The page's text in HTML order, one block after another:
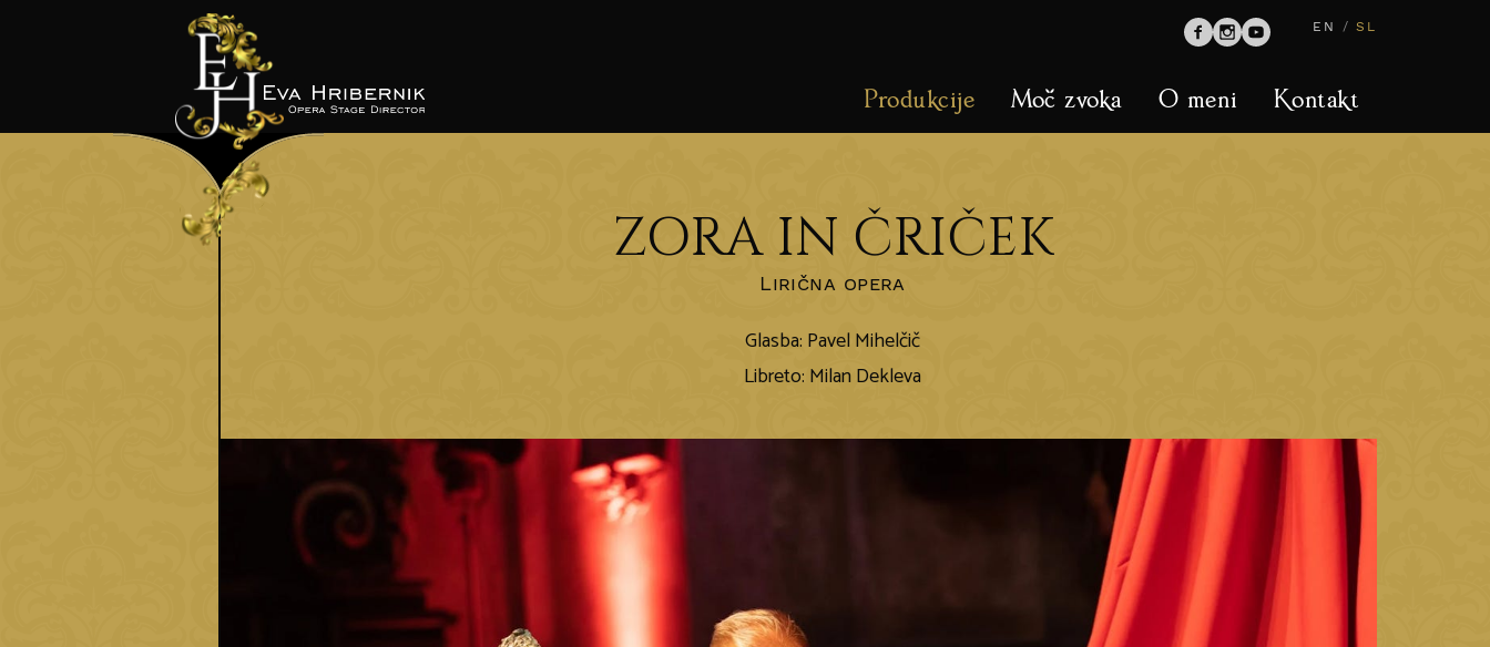
EN /SL
Produkcije Moč zvoka O meni Kontakt
ZORA IN ČRIČEK
Lirična opera
Glasba: Pavel Mihelčič
Libreto: Milan Dekleva